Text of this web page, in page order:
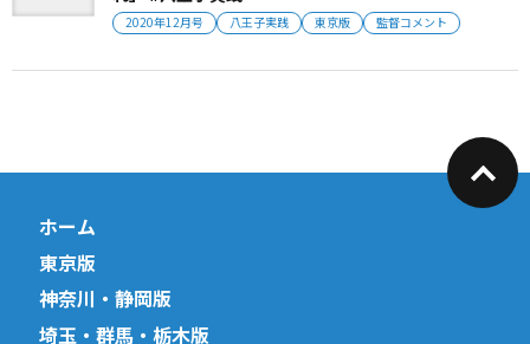
2020年12月号 八王子実践 東京版 監督コメント
ホーム
東京版
神奈川・静岡版
埼玉・群馬・栃木版